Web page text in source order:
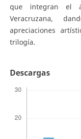
que integran el
Veracruzana,
apreciaciones
trilogía.
Descargas